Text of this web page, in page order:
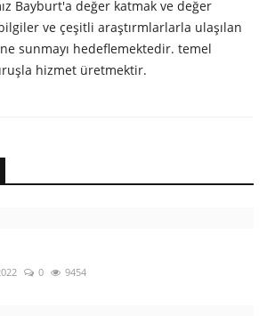
Bayburt'a değer katmak ve değer
ve çeşitli araştırmlarlarla ulaşılan
sunmayı hedeflemektedir. temel
hizmet üretmektir.
0 9454